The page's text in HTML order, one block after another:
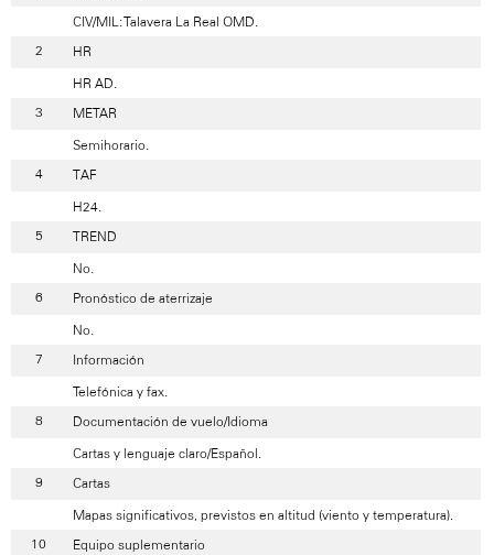
CIV/MIL: Talavera La Real OMD.
HR
HR AD.
METAR
Semihorario.
TAF
H24.
TREND
No.
Pronóstico de aterrizaje
No.
Información
Telefónica y fax.
Documentación de vuelo/Idioma
Cartas y lenguaje claro/Español.
Cartas
Mapas significativos, previstos en altitud (viento y temperatura).
Equipo suplementario